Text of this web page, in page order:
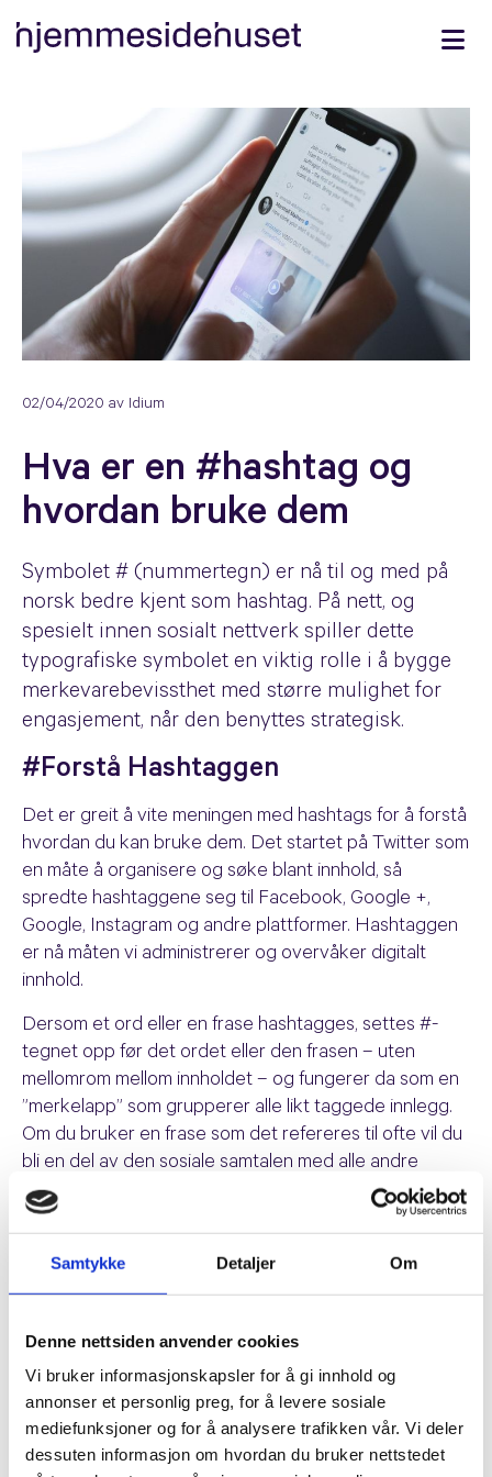
Samtykke Detaljer Om
Denne nettsiden anvender cookies
Vi bruker informasjonskapsler for å gi innhold og
annonser et personlig preg, for å levere sosiale
mediefunksjoner og for å analysere trafikken vår. Vi deler
dessuten informasjon om hvordan du bruker nettstedet
02/04/2020 av Idium
Hva er en #hashtag og
hvordan bruke dem
Symbolet # (nummertegn) er nå til og med på
norsk bedre kjent som hashtag. På nett, og
spesielt innen sosialt nettverk spiller dette
typografiske symbolet en viktig rolle i å bygge
merkevarebevissthet med større mulighet for
engasjement, når den benyttes strategisk.
#Forstå Hashtaggen
Det er greit å vite meningen med hashtags for å forstå
hvordan du kan bruke dem. Det startet på Twitter som
en måte å organisere og søke blant innhold, så
spredte hashtaggene seg til Facebook, Google +,
Google, Instagram og andre plattformer. Hashtaggen
er nå måten vi administrerer og overvåker digitalt
innhold.
Dersom et ord eller en frase hashtagges, settes #-
tegnet opp før det ordet eller den frasen – uten
mellomrom mellom innholdet – og fungerer da som en
”merkelapp” som grupperer alle likt taggede innlegg.
Om du bruker en frase som det refereres til ofte vil du
bli en del av den sosiale samtalen med alle andre
fraser som inneholder samme hashtag.
Mange hashtagger riktig, men noen putter # foran
hvert ord eller frase i en tweet eller oppdatering, #ikke
#vær #den #personen.
Les også: Annonsering på Instagram – noe for din
#Hvem Kan Bruke Hashtags
Hvem som helst! Bedrifter/merker bruker hashtags for